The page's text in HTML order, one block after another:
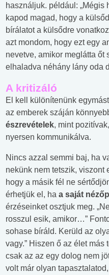
használjuk. például: „Mégis
kapod magad, hogy a
bírálatot a külsődre
azt mondom, hogy ezt egy
nevetve, amikor meglátta őt
elhaladva néhány lány oda
A kritizáló
El kell különítenünk
az emberek száján
észrevételek, mint
nyersen kommunikálva.
Nincs azzal semmi baj, ha
nekünk nem tetszik, viszont
hogy a másik fél ne
érhetjük el, ha a saját
érzéseinket osztjuk meg.
rosszul esik, amikor…”
sohase bíráld. Kerüld az
vagy.” Hiszen ő az élet
csak az az egy dolog nem
volt már olyan